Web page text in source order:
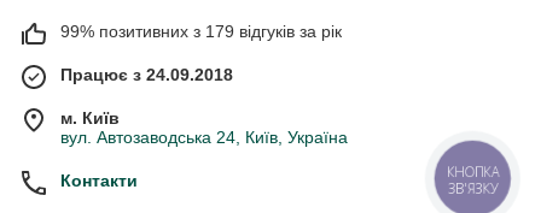
99% позитивних з 179 відгуків за рік
Працює з 24.09.2018
м. Київ
вул. Автозаводська 24, Київ, Україна
Контакти КНОПКА
ЗВ'ЯЗКУ